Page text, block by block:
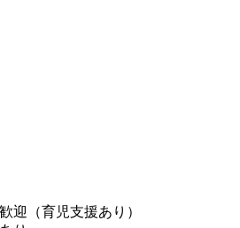
迎（育児支援あり）